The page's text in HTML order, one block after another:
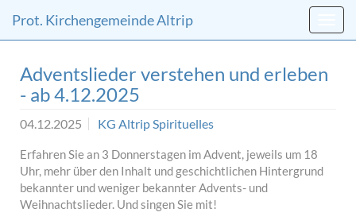
zum
Inhalt
Prot. Kirchengemeinde Altrip
zum
Inhalt
Adventslieder verstehen und erleben
- ab 4.12.2025
04.12.2025 KG AltripSpirituelles
Erfahren Sie an 3 Donnerstagen im Advent, jeweils um 18
Uhr, mehr über den Inhalt und geschichtlichen Hintergrund
bekannter und weniger bekannter Advents- und
Weihnachtslieder. Und singen Sie mit!